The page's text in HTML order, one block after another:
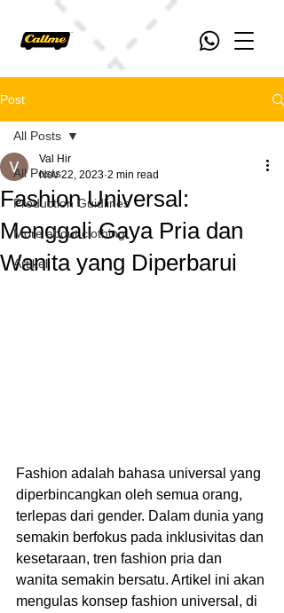
Post
All Posts
Production Guidlines
More about clothing
Artikel
All Posts
Fashion Universal:
Menggali Gaya Pria dan
Wanita yang Diperbarui
Val Hir
Nov 22, 2023 2 min read
Fashion adalah bahasa universal yang
diperbincangkan oleh semua orang,
terlepas dari gender. Dalam dunia yang
semakin berfokus pada inklusivitas dan
kesetaraan, tren fashion pria dan
wanita semakin bersatu. Artikel ini akan
mengulas konsep fashion universal, di